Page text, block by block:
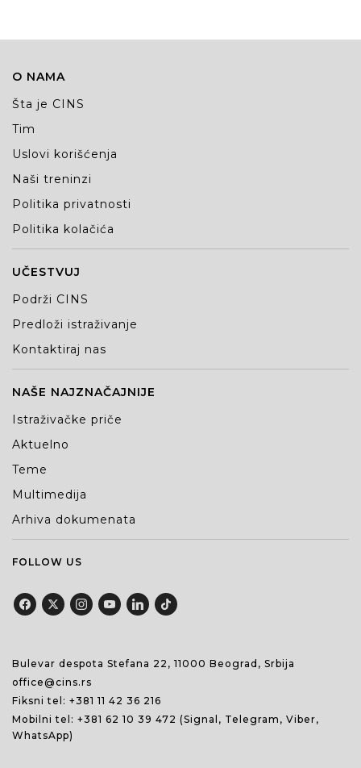
O NAMA
Šta je CINS
Tim
Uslovi korišćenja
Naši treninzi
Politika privatnosti
Politika kolačića
UČESTVUJ
Podrži CINS
Predloži istraživanje
Kontaktiraj nas
NAŠE NAJZNAČAJNIJE
Istraživačke priče
Aktuelno
Teme
Multimedija
Arhiva dokumenata
FOLLOW US
Bulevar despota Stefana 22, 11000 Beograd, Srbija
office@cins.rs
Fiksni tel: +381 11 42 36 216
Mobilni tel: +381 62 10 39 472 (Signal, Telegram, Viber,
WhatsApp)